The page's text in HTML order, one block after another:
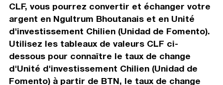
CLF, vous pourrez convertir et échanger votre
argent en Ngultrum Bhoutanais et en Unité
d'investissement Chilien (Unidad de Fomento).
Utilisez les tableaux de valeurs CLF ci-
dessous pour connaître le taux de change
d'Unité d'investissement Chilien (Unidad de
Fomento) à partir de BTN, le taux de change